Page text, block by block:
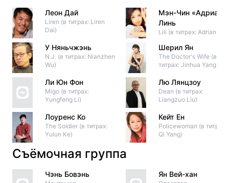
Леон Дай
Liren (в титрах: Liren
Dai)
У Няньчжэнь
N.J. (в титрах: Nianzhen
Wu)
Ли Юн Фон
Migo (в титрах:
Yungfeng Li)
Лоуренс Ко
The Soldier (в титрах:
Yulun Ke)
Мэн-Чин «Адриан»
Линь
Lili (в титрах: Adrian Lin)
Шерил Ян
The Doctor's Wife (в
титрах: Jinhua Yang)
Лю Лянцзоу
Dean (в титрах:
Liangzuo Liu)
Кейт Ен
Policewoman (в титрах:
Qi Yang)
Съёмочная группа
Чэнь Бовэнь Ян Вей-хан